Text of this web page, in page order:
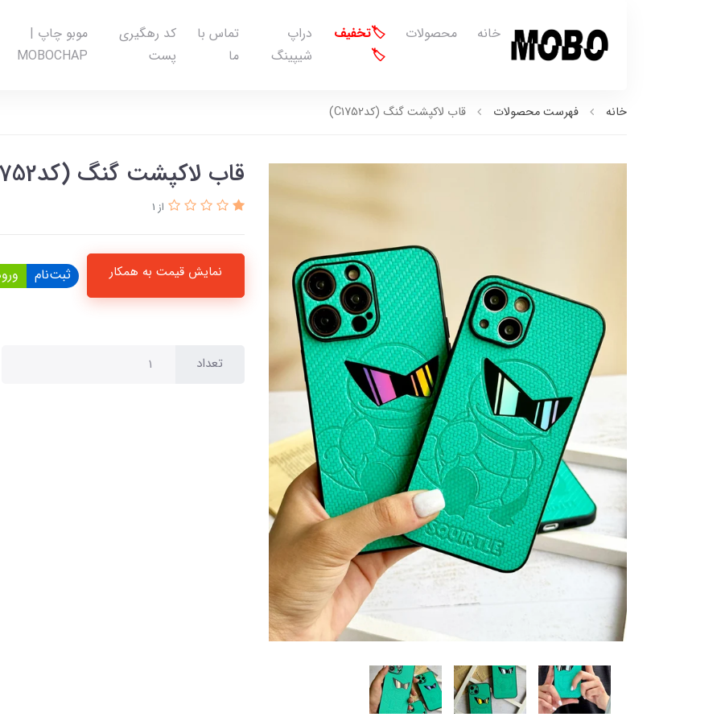
خانه محصولات
🏷️تخفیف
🏷️
دراپ
شیپینگ
تماس با
ما
کد رهگیری
پست
موبو چاپ |
MOBOCHAP
خانه فهرست محصولات قاب لاکپشت گنگ (کدC1752)
قاب لاکپشت گنگ (کدC1752)
از 1
نمایش قیمت به همکار ثبت‌نام
تعداد